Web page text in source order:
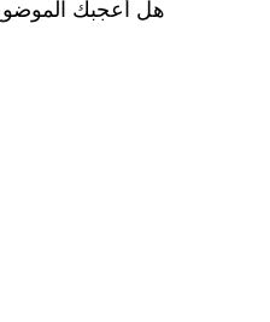
هل أعجبك